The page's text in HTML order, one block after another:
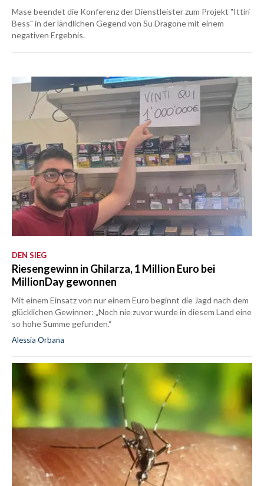
Mase beendet die Konferenz der Dienstleister zum Projekt "Ittiri
Bess" in der ländlichen Gegend von Su Dragone mit einem
negativen Ergebnis.
DEN SIEG
Riesengewinn in Ghilarza, 1 Million Euro bei
MillionDay gewonnen
Mit einem Einsatz von nur einem Euro beginnt die Jagd nach dem
glücklichen Gewinner: „Noch nie zuvor wurde in diesem Land eine
so hohe Summe gefunden.“
Alessia Orbana